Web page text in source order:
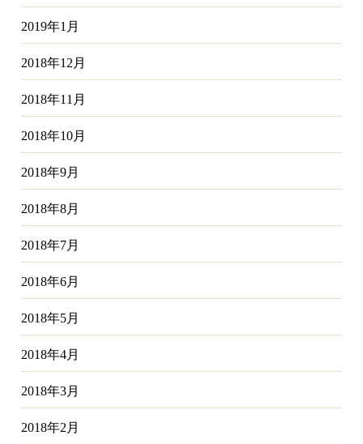
2019年1月
2018年12月
2018年11月
2018年10月
2018年9月
2018年8月
2018年7月
2018年6月
2018年5月
2018年4月
2018年3月
2018年2月